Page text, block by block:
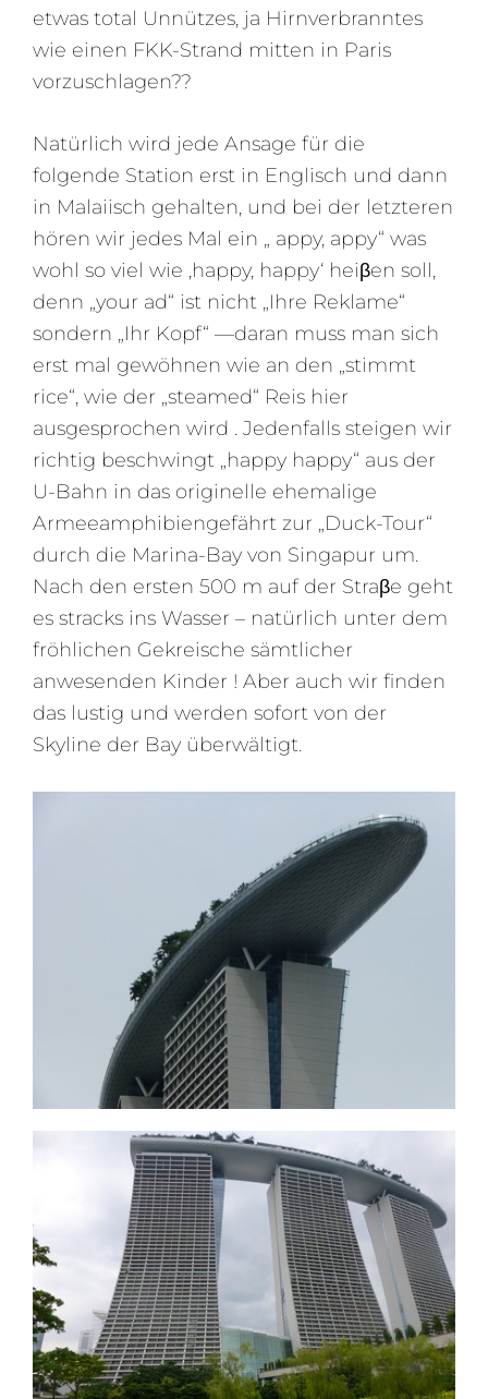
etwas total Unnützes, ja Hirnverbranntes
wie einen FKK-Strand mitten in Paris
vorzuschlagen??
Natürlich wird jede Ansage für die
folgende Station erst in Englisch und dann
in Malaiisch gehalten, und bei der letzteren
hören wir jedes Mal ein „ appy, appy“ was
wohl so viel wie ‚happy, happy‘ heiβen soll,
denn „your ad“ ist nicht „Ihre Reklame“
sondern „Ihr Kopf“ —daran muss man sich
erst mal gewöhnen wie an den „stimmt
rice“, wie der „steamed“ Reis hier
ausgesprochen wird . Jedenfalls steigen wir
richtig beschwingt „happy happy“ aus der
U-Bahn in das originelle ehemalige
Armeeamphibiengefährt zur „Duck-Tour“
durch die Marina-Bay von Singapur um.
Nach den ersten 500 m auf der Straβe geht
es stracks ins Wasser – natürlich unter dem
fröhlichen Gekreische sämtlicher
anwesenden Kinder ! Aber auch wir finden
das lustig und werden sofort von der
Skyline der Bay überwältigt.